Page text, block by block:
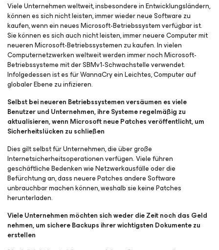
Viele Unternehmen weltweit, insbesondere in Entwicklungsländern,
können es sich nicht leisten, immer wieder neue Software zu
kaufen, wenn ein neues Microsoft-Betriebssystem verfügbar ist.
Sie können es sich auch nicht leisten, immer neuere Computer mit
neueren Microsoft-Betriebssystemen zu kaufen. In vielen
Computernetzwerken weltweit werden immer noch Microsoft-
Betriebssysteme mit der SBMv1-Schwachstelle verwendet.
Infolgedessen ist es für WannaCry ein Leichtes, Computer auf
globaler Ebene zu infizieren.
Selbst bei neueren Betriebssystemen versäumen es viele
Benutzer und Unternehmen, ihre Systeme regelmäßig zu
aktualisieren, wenn Microsoft neue Patches veröffentlicht, um
Sicherheitslücken zu schließen
Dies gilt selbst für Unternehmen, die über große
Internetsicherheitsoperationen verfügen. Viele führen
geschäftliche Bedenken wie Netzwerkausfälle oder die
Befürchtung an, dass neuere Patches andere Software
unbrauchbar machen können, weshalb sie keine Patches
herunterladen.
Viele Unternehmen möchten sich weder die Zeit noch das Geld
nehmen, um sichere Backups ihrer wichtigsten Dokumente zu
erstellen